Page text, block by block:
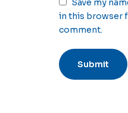
Save my
in this browser
comment.